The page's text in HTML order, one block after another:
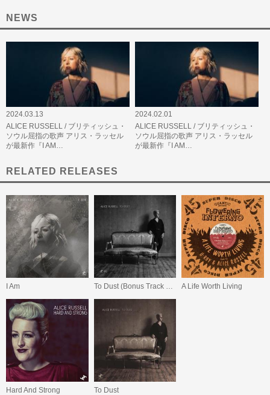
NEWS
2024.03.13
ALICE RUSSELL / ブリティッシュ・
ソウル屈指の歌声 アリス・ラッセル
が最新作『I AM…
2024.02.01
ALICE RUSSELL / ブリティッシュ・
ソウル屈指の歌声 アリス・ラッセル
が最新作『I AM…
RELATED RELEASES
I Am A Life Worth Living
Hard And Strong To Dust